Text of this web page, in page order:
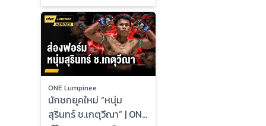
ONE Lumpinee
นักชกยุคใหม่ “หนุ่ม
สุรินทร์ ช.เกตุวีณา” | ONE